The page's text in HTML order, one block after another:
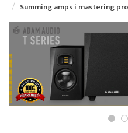
Summing amps i mastering